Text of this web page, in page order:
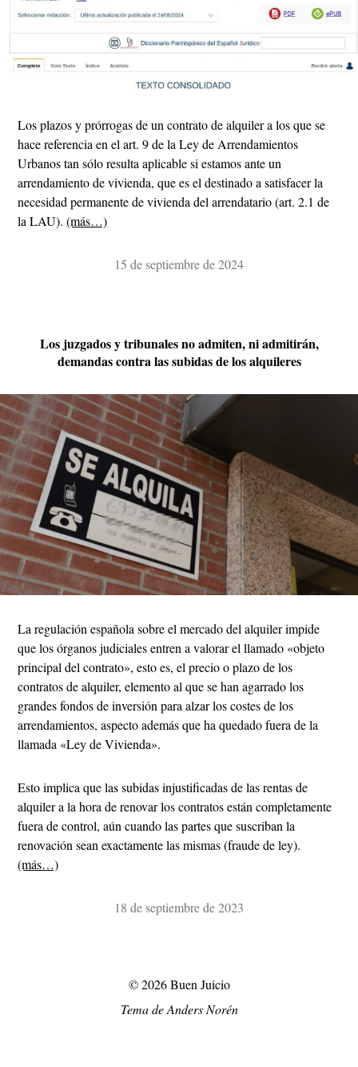
Los plazos y prórrogas de un contrato de alquiler a los que se
hace referencia en el art. 9 de la Ley de Arrendamientos
Urbanos tan sólo resulta aplicable si estamos ante un
arrendamiento de vivienda, que es el destinado a satisfacer la
necesidad permanente de vivienda del arrendatario (art. 2.1 de
la LAU).(más…)
15 de septiembre de 2024
Los juzgados y tribunales no admiten, ni admitirán,
demandas contra las subidas de los alquileres
La regulación española sobre el mercado del alquiler impide
que los órganos judiciales entren a valorar el llamado «objeto
principal del contrato», esto es, el precio o plazo de los
contratos de alquiler, elemento al que se han agarrado los
grandes fondos de inversión para alzar los costes de los
arrendamientos, aspecto además que ha quedado fuera de la
llamada «Ley de Vivienda».
Esto implica que las subidas injustificadas de las rentas de
alquiler a la hora de renovar los contratos están completamente
fuera de control, aún cuando las partes que suscriban la
renovación sean exactamente las mismas (fraude de ley).
(más…)
18 de septiembre de 2023
© 2026Buen Juicio
Tema deAnders Norén